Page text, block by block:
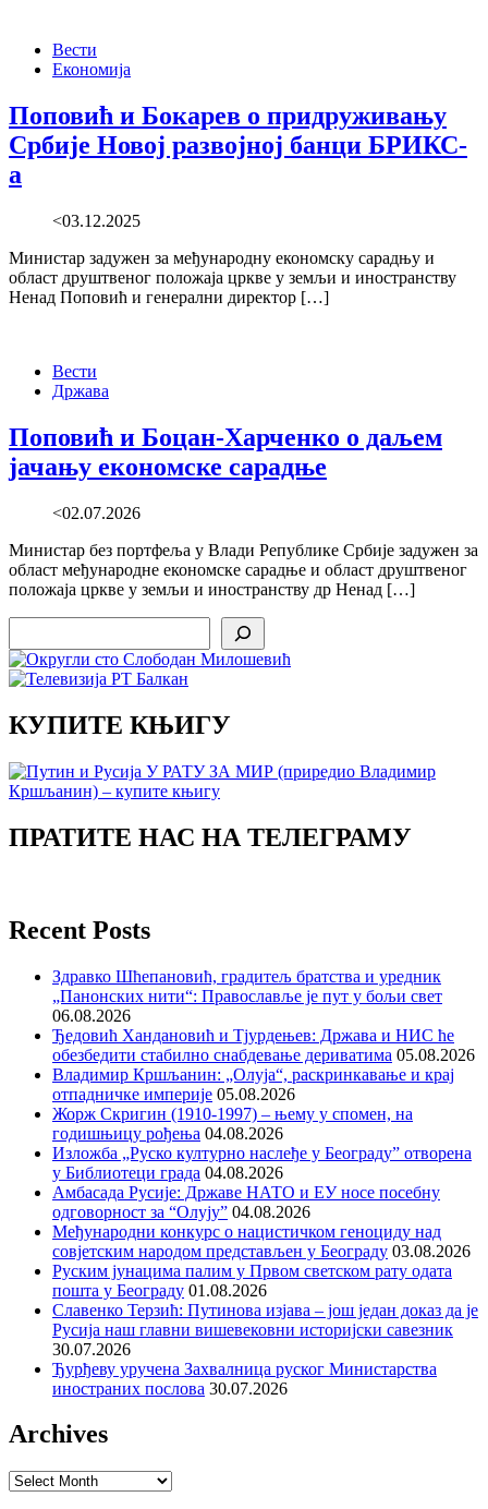
Вести
Економија
Поповић и Бокарев о придруживању
Србије Новој развојној банци БРИКС-
а
<03.12.2025
Министар задужен за међународну економску сарадњу и
област друштвеног положаја цркве у земљи и иностранству
Ненад Поповић и генерални директор […]
Вести
Држава
Поповић и Боцан-Харченко о даљем
јачању економске сарадње
<02.07.2026
Министар без портфеља у Влади Републике Србије задужен за
област међународне економске сарадње и област друштвеног
положаја цркве у земљи и иностранству др Ненад […]
КУПИТЕ КЊИГУ
ПРАТИТЕ НАС НА ТЕЛЕГРАМУ
Recent Posts
Здравко Шћепановић, градитељ братства и уредник
„Панонских нити“: Православље је пут у бољи свет
06.08.2026
Ђедовић Хандановић и Тјурдењев: Држава и НИС ће
обезбедити стабилно снабдевање дериватима 05.08.2026
Владимир Кршљанин: „Олуја“, раскринкавање и крај
отпадничке империје 05.08.2026
Жорж Скригин (1910-1997) – њему у спомен, на
годишњицу рођења 04.08.2026
Изложба „Руско културно наслеђе у Београду” отворена
у Библиотеци града 04.08.2026
Амбасада Русије: Државе НАТО и ЕУ носе посебну
одговорност за “Олују” 04.08.2026
Међународни конкурс о нацистичком геноциду над
совјетским народом представљен у Београду 03.08.2026
Руским јунацима палим у Првом светском рату одата
пошта у Београду 01.08.2026
Славенко Терзић: Путинова изјава – још један доказ да је
Русија наш главни вишевековни историјски савезник
30.07.2026
Ђурђеву уручена Захвалница руског Министарства
иностраних послова 30.07.2026
Archives
Archives